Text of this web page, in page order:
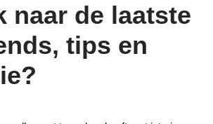
naar de laatste
tips en